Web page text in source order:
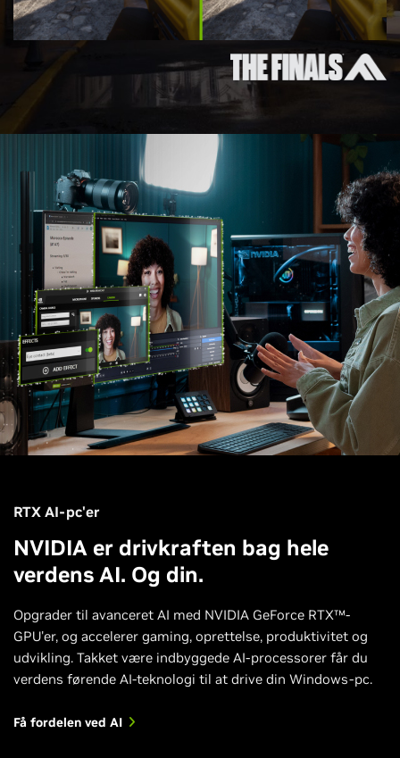
RTX AI-pc'er
NVIDIA er drivkraften bag hele
verdens AI. Og din.
Opgrader til avanceret AI med NVIDIA GeForce RTX™-
GPU'er, og accelerer gaming, oprettelse, produktivitet og
udvikling. Takket være indbyggede AI-processorer får du
verdens førende AI-teknologi til at drive din Windows-pc.
Få fordelen ved AI